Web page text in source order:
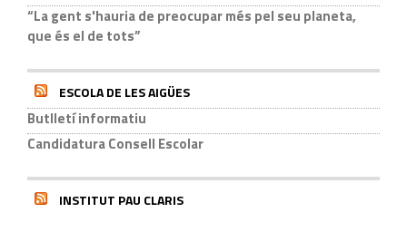
“La gent s'hauria de preocupar més pel seu planeta,
que és el de tots”
ESCOLA DE LES AIGÜES
Butlletí informatiu
Candidatura Consell Escolar
INSTITUT PAU CLARIS